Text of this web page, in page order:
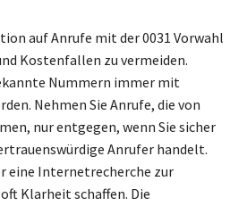
auf Anrufe mit der 0031 Vorwahl
Kostenfallen zu vermeiden.
Nummern immer mit
Nehmen Sie Anrufe, die von
nur entgegen, wenn Sie sicher
Anrufer handelt.
eine Internetrecherche zur
Klarheit schaffen. Die